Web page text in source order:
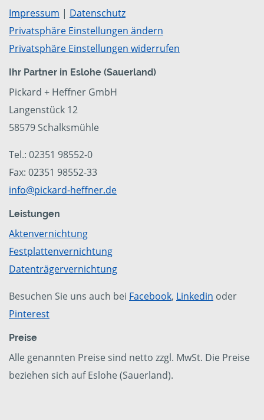
Impressum | Datenschutz
Privatsphäre Einstellungen ändern
Privatsphäre Einstellungen widerrufen
Ihr Partner in Eslohe (Sauerland)
Pickard + Heffner GmbH
Langenstück 12
58579 Schalksmühle
Tel.: 02351 98552-0
Fax: 02351 98552-33
info@pickard-heffner.de
Leistungen
Aktenvernichtung
Festplattenvernichtung
Datenträgervernichtung
Besuchen Sie uns auch bei Facebook, Linkedin oder
Pinterest
Preise
Alle genannten Preise sind netto zzgl. MwSt. Die Preise
beziehen sich auf Eslohe (Sauerland).